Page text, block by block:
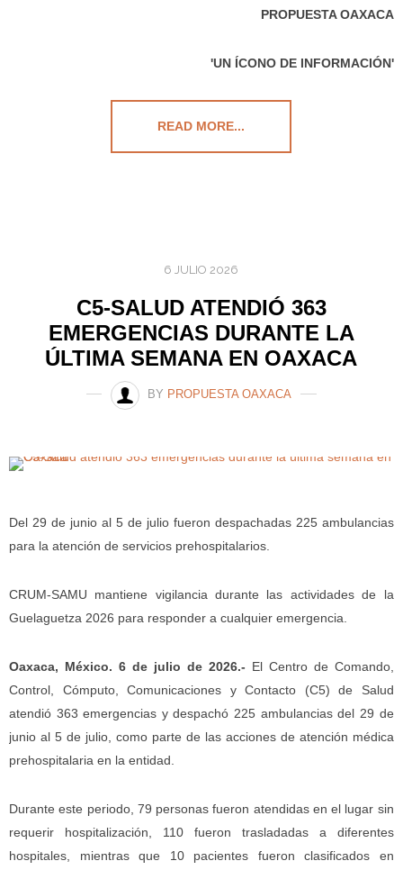
PROPUESTA OAXACA
'UN ÍCONO DE INFORMACIÓN'
READ MORE...
6 JULIO 2026
C5-SALUD ATENDIÓ 363
EMERGENCIAS DURANTE LA
ÚLTIMA SEMANA EN OAXACA
BY PROPUESTA OAXACA
Del 29 de junio al 5 de julio fueron despachadas 225 ambulancias
para la atención de servicios prehospitalarios.
CRUM-SAMU mantiene vigilancia durante las actividades de la
Guelaguetza 2026 para responder a cualquier emergencia.
Oaxaca, México. 6 de julio de 2026.- El Centro de Comando,
Control, Cómputo, Comunicaciones y Contacto (C5) de Salud
atendió 363 emergencias y despachó 225 ambulancias del 29 de
junio al 5 de julio, como parte de las acciones de atención médica
prehospitalaria en la entidad.
Durante este periodo, 79 personas fueron atendidas en el lugar sin
requerir hospitalización, 110 fueron trasladadas a diferentes
hospitales, mientras que 10 pacientes fueron clasificados en